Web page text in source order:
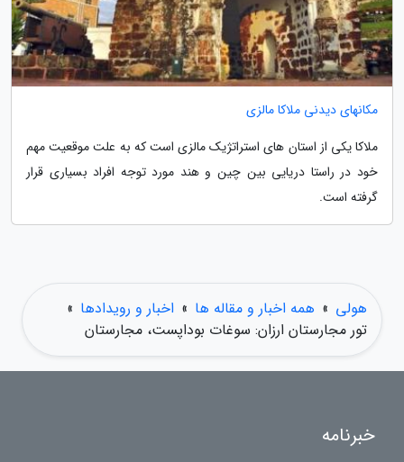
مکانهای دیدنی ملاکا مالزی
ملاکا یکی از استان های استراتژیک مالزی است که به علت موقعیت مهم
خود در راستا دریایی بین چین و هند مورد توجه افراد بسیاری قرار
گرفته است.
هولی » همه اخبار و مقاله ها » اخبار و رویدادها »
تور مجارستان ارزان: سوغات بوداپست، مجارستان
خبرنامه